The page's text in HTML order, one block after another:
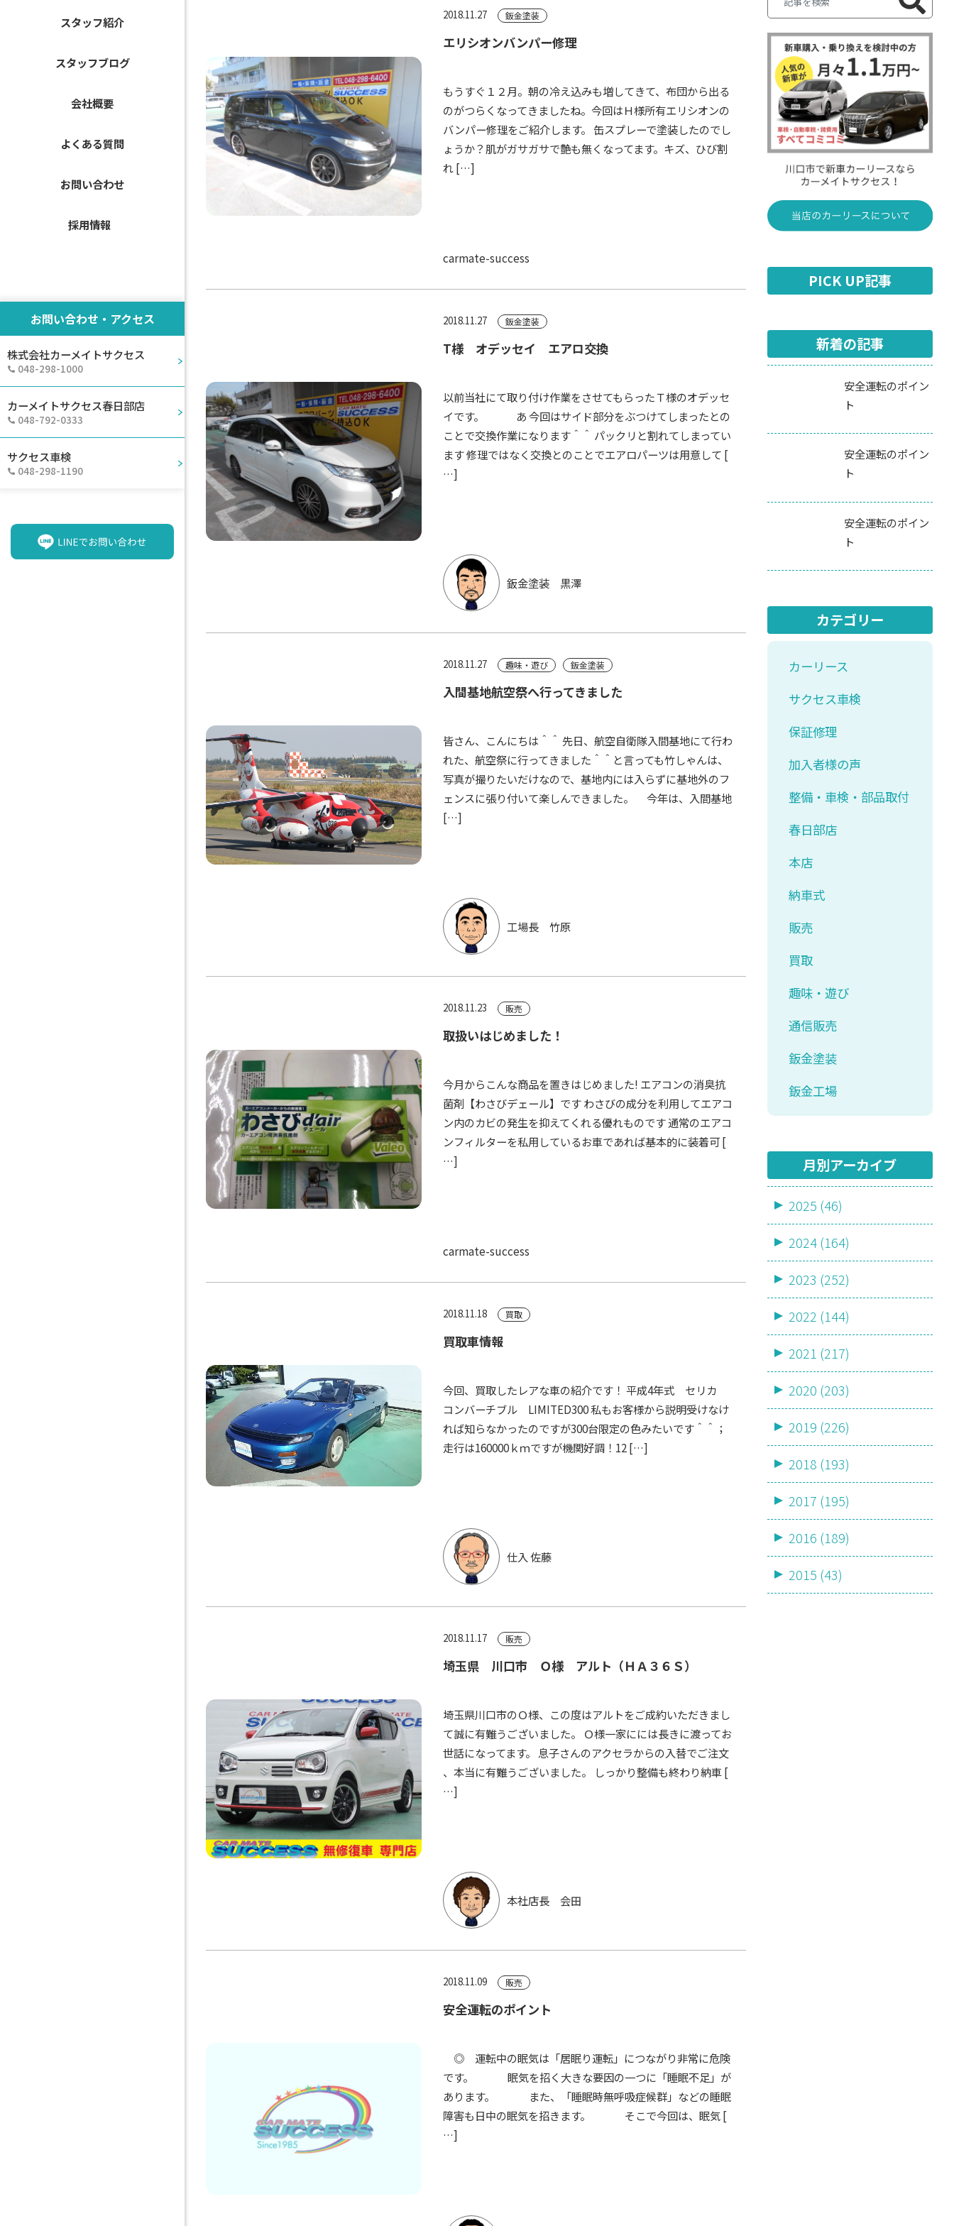
スタッフ紹介
スタッフブログ
会社概要
よくある質問
お問い合わせ
採用情報
お問い合わせ・アクセス
株式会社カーメイトサクセス
048-298-1000
カーメイトサクセス春日部店
048-792-0333
サクセス車検
048-298-1190
2018.11.27 鈑金塗装
エリシオンバンパー修理
もうすぐ１２月。朝の冷え込みも増してきて、布団から出る
のがつらくなってきましたね。今回はＨ様所有エリシオンの
バンパー修理をご紹介します。 缶スプレーで塗装したのでし
ょうか？肌がガサガサで艶も無くなってます。キズ、ひび割
れ […]
carmate-success
2018.11.27 鈑金塗装
T様 オデッセイ エアロ交換
以前当社にて取り付け作業をさせてもらったＴ様のオデッセ
イです。 あ 今回はサイド部分をぶつけてしまったとの
ことで交換作業になります＾＾ パックリと割れてしまってい
ます 修理ではなく交換とのことでエアロパーツは用意して [
…]
鈑金塗装 黒澤
2018.11.27 趣味・遊び 鈑金塗装
入間基地航空祭へ行ってきました
皆さん、こんにちは＾＾ 先日、航空自衛隊入間基地にて行わ
れた、航空祭に行ってきました＾＾と言っても竹しゃんは、
写真が撮りたいだけなので、基地内には入らずに基地外のフ
ェンスに張り付いて楽しんできました。 今年は、入間基地
[…]
工場長 竹原
2018.11.23 販売
取扱いはじめました！
今月からこんな商品を置きはじめました! エアコンの消臭抗
菌剤【わさびデェール】です わさびの成分を利用してエアコ
ン内のカビの発生を抑えてくれる優れものです 通常のエアコ
ンフィルターを私用しているお車であれば基本的に装着可 [
…]
carmate-success
2018.11.18 買取
買取車情報
今回、買取したレアな車の紹介です！ 平成4年式 セリカ
コンバーチブル LIMITED300 私もお客様から説明受けなけ
れば知らなかったのですが300台限定の色みたいです＾＾；
走行は160000ｋｍですが機関好調！12 […]
仕入 佐藤
2018.11.17 販売
埼玉県 川口市 Ｏ様 アルト（ＨＡ３６Ｓ）
埼玉県川口市のＯ様、この度はアルトをご成約いただきまし
て誠に有難うございました。 Ｏ様一家にには長きに渡ってお
世話になってます。 息子さんのアクセラからの入替でご注文
、本当に有難うございました。 しっかり整備も終わり納車 [
…]
本社店長 会田
2018.11.09 販売
安全運転のポイント
◎ 運転中の眠気は「居眠り運転」につながり非常に危険
です。 眠気を招く大きな要因の一つに「睡眠不足」が
あります。 また、「睡眠時無呼吸症候群」などの睡眠
障害も日中の眠気を招きます。 そこで今回は、眠気 [
…]
PICK UP記事
新着の記事
安全運転のポイン
ト
安全運転のポイン
ト
安全運転のポイン
ト
カテゴリー
カーリース
サクセス車検
保証修理
加入者様の声
整備・車検・部品取付
春日部店
本店
納車式
販売
買取
趣味・遊び
通信販売
鈑金塗装
鈑金工場
月別アーカイブ
2025 (46)
2024 (164)
2023 (252)
2022 (144)
2021 (217)
2020 (203)
2019 (226)
2018 (193)
2017 (195)
2016 (189)
2015 (43)